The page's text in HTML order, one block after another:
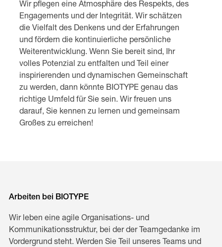
Wir pflegen eine Atmosphäre des Respekts, des
Engagements und der Integrität. Wir schätzen
die Vielfalt des Denkens und der Erfahrungen
und fördern die kontinuierliche persönliche
Weiterentwicklung. Wenn Sie bereit sind, Ihr
volles Potenzial zu entfalten und Teil einer
inspirierenden und dynamischen Gemeinschaft
zu werden, dann könnte BIOTYPE genau das
richtige Umfeld für Sie sein. Wir freuen uns
darauf, Sie kennen zu lernen und gemeinsam
Großes zu erreichen!
Arbeiten bei BIOTYPE
Wir leben eine agile Organisations- und
Kommunikationsstruktur, bei der der Teamgedanke im
Vordergrund steht. Werden Sie Teil unseres Teams und